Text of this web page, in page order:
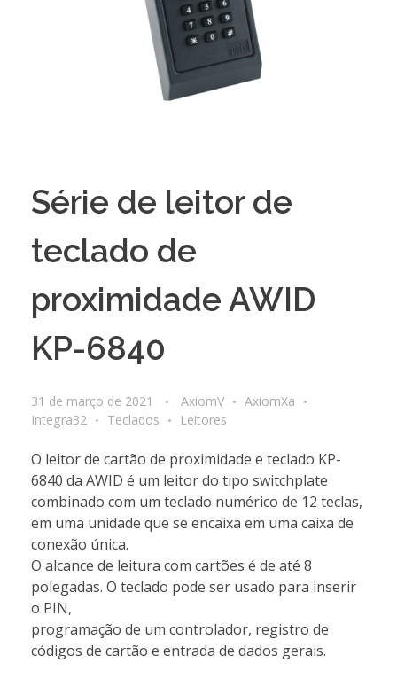
Série de leitor de
teclado de
proximidade AWID
KP-6840
31 de março de 2021 AxiomV
AxiomXa
Integra32
Teclados Leitores
O leitor de cartão de proximidade e teclado KP-
6840 da AWID é um leitor do tipo switchplate
combinado com um teclado numérico de 12 teclas,
em uma unidade que se encaixa em uma caixa de
conexão única.
O alcance de leitura com cartões é de até 8
polegadas. O teclado pode ser usado para inserir
o PIN,
programação de um controlador, registro de
códigos de cartão e entrada de dados gerais.